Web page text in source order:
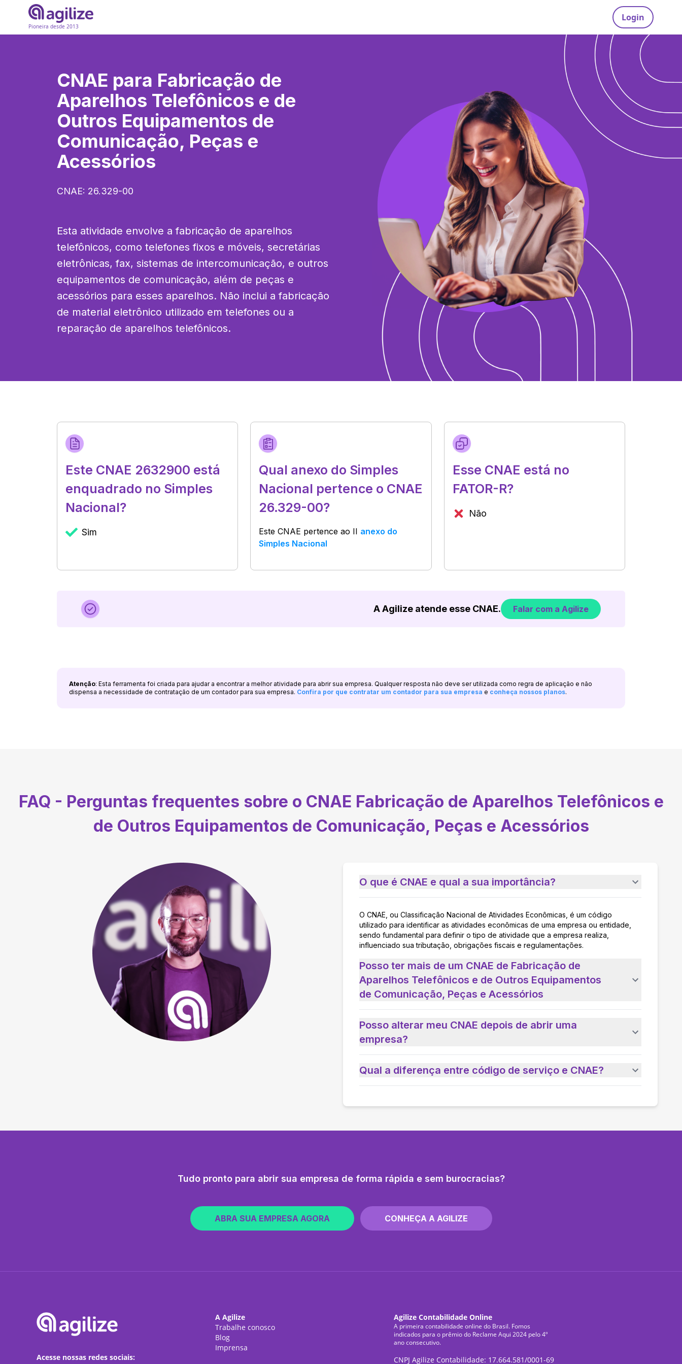
Pioneira desde 2013
Login
CNAE para Fabricação de
Aparelhos Telefônicos e de
Outros Equipamentos de
Comunicação, Peças e
Acessórios
CNAE: 26.329-00
Esta atividade envolve a fabricação de aparelhos
telefônicos, como telefones fixos e móveis, secretárias
eletrônicas, fax, sistemas de intercomunicação, e outros
equipamentos de comunicação, além de peças e
acessórios para esses aparelhos. Não inclui a fabricação
de material eletrônico utilizado em telefones ou a
reparação de aparelhos telefônicos.
Este CNAE 2632900 está
enquadrado no Simples
Nacional?
Sim
Qual anexo do Simples
Nacional pertence o CNAE
26.329-00?
Este CNAE pertence ao II anexo do
Simples Nacional
Esse CNAE está no
FATOR-R?
Não
A Agilize atende esse CNAE. Falar com a Agilize
Atenção: Esta ferramenta foi criada para ajudar a encontrar a melhor atividade para abrir sua empresa. Qualquer resposta não deve ser utilizada como regra de aplicação e não
dispensa a necessidade de contratação de um contador para sua empresa. Confira por que contratar um contador para sua empresa e conheça nossos planos.
FAQ - Perguntas frequentes sobre o CNAE Fabricação de Aparelhos Telefônicos e
de Outros Equipamentos de Comunicação, Peças e Acessórios
O que é CNAE e qual a sua importância?
O CNAE, ou Classificação Nacional de Atividades Econômicas, é um código
utilizado para identificar as atividades econômicas de uma empresa ou entidade,
sendo fundamental para definir o tipo de atividade que a empresa realiza,
influenciado sua tributação, obrigações fiscais e regulamentações.
Posso ter mais de um CNAE de Fabricação de
Aparelhos Telefônicos e de Outros Equipamentos
de Comunicação, Peças e Acessórios
Posso alterar meu CNAE depois de abrir uma
empresa?
Qual a diferença entre código de serviço e CNAE?
Tudo pronto para abrir sua empresa de forma rápida e sem burocracias?
ABRA SUA EMPRESA AGORA CONHEÇA A AGILIZE
Acesse nossas redes sociais:
A Agilize
Trabalhe conosco
Blog
Imprensa
Agilize Contabilidade Online
A primeira contabilidade online do Brasil. Fomos
indicados para o prêmio do Reclame Aqui 2024 pelo 4º
ano consecutivo.
CNPJ Agilize Contabilidade: 17.664.581/0001-69